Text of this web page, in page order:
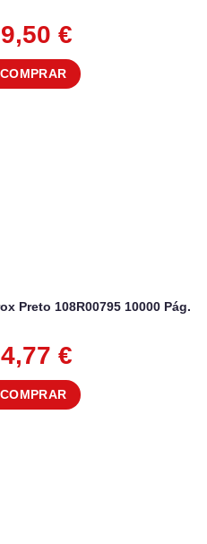
€
COMPRAR
Preto 108R00795 10000 Pág.
€
COMPRAR